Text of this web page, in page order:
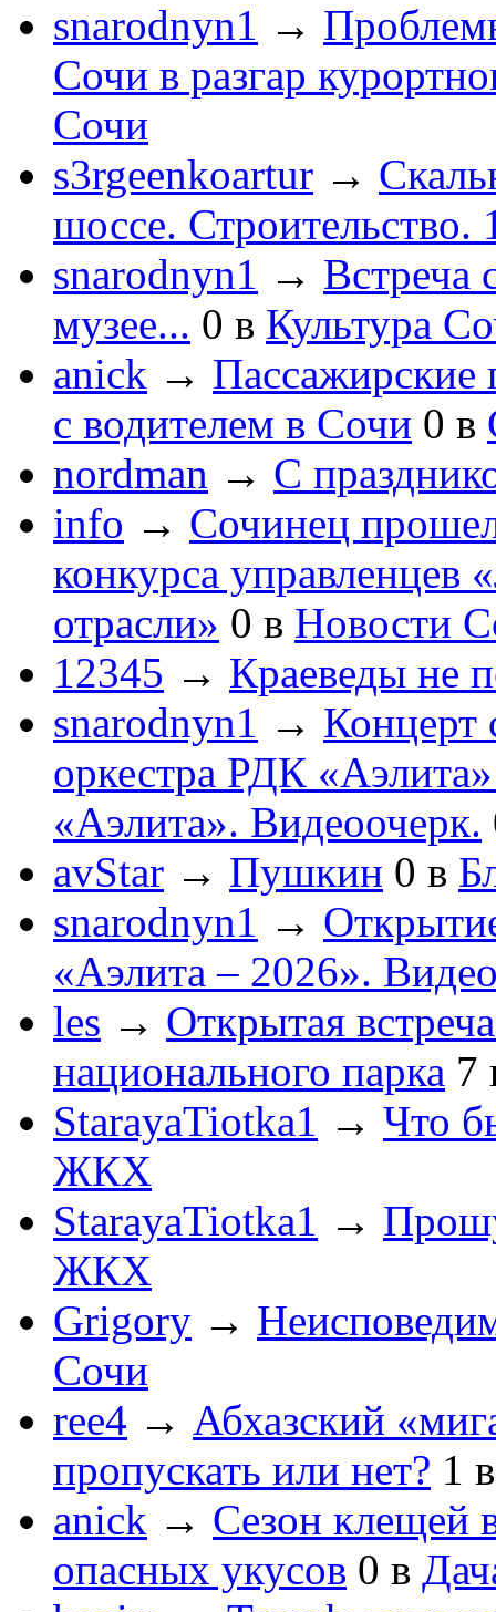
snarodnyn1 →
Сочи в разгар
Сочи
s3rgeenkoartur →
шоссе. Строительство.
snarodnyn1 → Встреча
музее... 0 в Культура
anick → Пассажирские
с водителем в Сочи 0 в
nordman → С
info → Сочинец
конкурса управленцев
отрасли» 0 в Новости
12345 → Краеведы не
snarodnyn1 → Концерт
оркестра РДК
«Аэлита». Видеоочерк.
avStar → Пушкин 0 в
snarodnyn1 →
«Аэлита – 2026».
les → Открытая
национального парка 7
StarayaTiotka1 → Что
ЖКХ
StarayaTiotka1 →
ЖКХ
Grigory →
Сочи
ree4 → Абхазский
пропускать или нет? 1
anick → Сезон клещей
опасных укусов 0 в